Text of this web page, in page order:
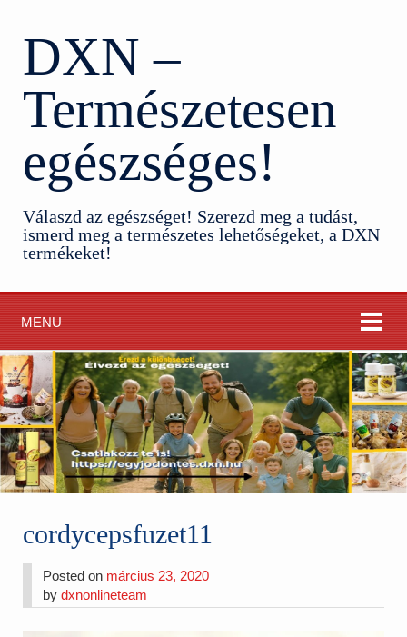
DXN –
Természetesen
egészséges!
Válaszd az egészséget! Szerezd meg a tudást,
ismerd meg a természetes lehetőségeket, a DXN
termékeket!
MENU
cordycepsfuzet11
Posted on március 23, 2020
bydxnonlineteam